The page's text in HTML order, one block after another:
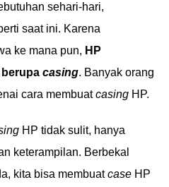
sehari-hari,
saat ini. Karena
ke mana pun, HP
casing. Banyak orang
cara membuatcasing HP.
HP tidak sulit, hanya
keterampilan. Berbekal
kita bisa membuatcase HP